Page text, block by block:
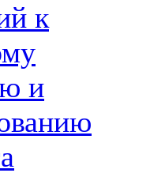
к
и